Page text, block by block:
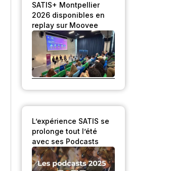
SATIS+ Montpellier
2026 disponibles en
replay sur Moovee
L’expérience SATIS se
prolonge tout l’été
avec ses Podcasts